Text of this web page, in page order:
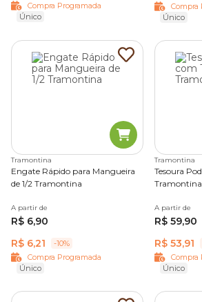
Compra Programada
Único
Compra
Único
Tramontina
Engate Rápido para Mangueira
de 1/2 Tramontina
A partir de
R$ 6,90
R$ 6,21
-10%
Compra Programada
Único
Tramontina
Tesoura
Tramontina
A partir de
R$ 59,90
R$ 53,91
Compra
Único